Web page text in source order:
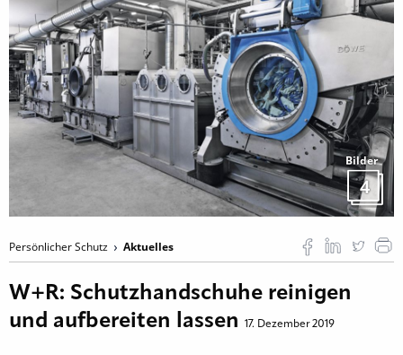
Bilder
4
Persönlicher Schutz Aktuelles
W+R: Schutzhandschuhe reinigen
und aufbereiten lassen
17. Dezember 2019